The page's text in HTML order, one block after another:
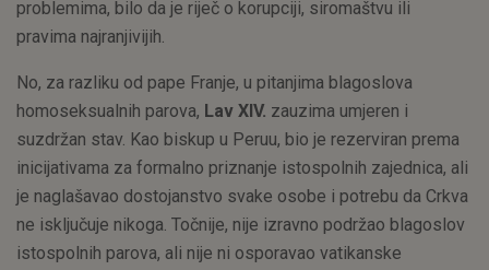
problemima, bilo da je riječ o korupciji, siromaštvu ili
pravima najranjivijih.
No, za razliku od pape Franje, u pitanjima blagoslova
homoseksualnih parova, Lav XIV. zauzima umjeren i
suzdržan stav. Kao biskup u Peruu, bio je rezerviran prema
inicijativama za formalno priznanje istospolnih zajednica, ali
je naglašavao dostojanstvo svake osobe i potrebu da Crkva
ne isključuje nikoga. Točnije, nije izravno podržao blagoslov
istospolnih parova, ali nije ni osporavao vatikanske